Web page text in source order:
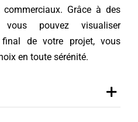
Grâce à des
pouvez visualiser
de votre projet, vous
en toute sérénité.